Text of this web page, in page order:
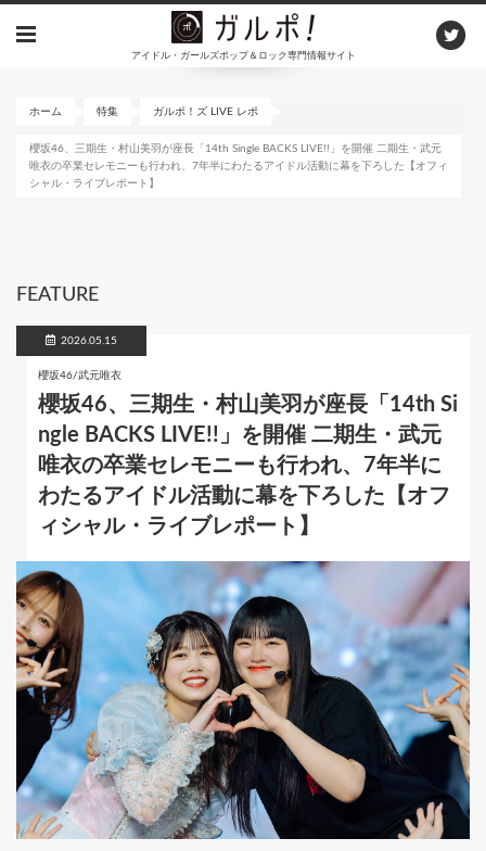
アイドル・ガールズポップ＆ロック専門情報サイト
ホーム 特集 ガルポ！ズ LIVE レポ
櫻坂46、三期生・村山美羽が座長「14th Single BACKS LIVE!!」を開催 二期生・武元
唯衣の卒業セレモニーも行われ、7年半にわたるアイドル活動に幕を下ろした【オフィ
シャル・ライブレポート】
FEATURE
2026.05.15
櫻坂46/武元唯衣
櫻坂46、三期生・村山美羽が座長「14th Si
ngle BACKS LIVE!!」を開催 二期生・武元
唯衣の卒業セレモニーも行われ、7年半に
わたるアイドル活動に幕を下ろした【オフ
ィシャル・ライブレポート】